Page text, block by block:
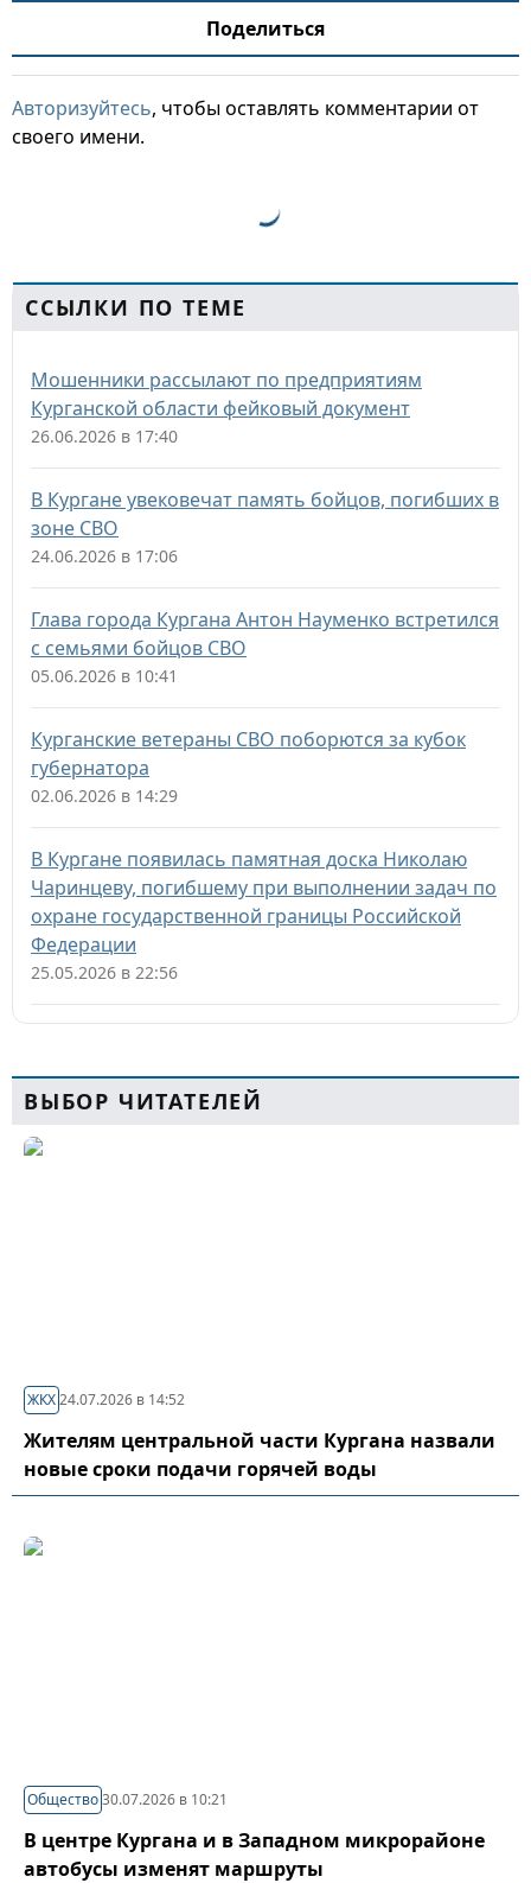
Поделиться
Авторизуйтесь, чтобы оставлять комментарии от
своего имени.
ССЫЛКИ ПО ТЕМЕ
Мошенники рассылают по предприятиям
Курганской области фейковый документ
26.06.2026 в 17:40
В Кургане увековечат память бойцов, погибших в
зоне СВО
24.06.2026 в 17:06
Глава города Кургана Антон Науменко встретился
с семьями бойцов СВО
05.06.2026 в 10:41
Курганские ветераны СВО поборются за кубок
губернатора
02.06.2026 в 14:29
В Кургане появилась памятная доска Николаю
Чаринцеву, погибшему при выполнении задач по
охране государственной границы Российской
Федерации
25.05.2026 в 22:56
ВЫБОР ЧИТАТЕЛЕЙ
ЖКХ24.07.2026 в 14:52
Жителям центральной части Кургана назвали
новые сроки подачи горячей воды
Общество30.07.2026 в 10:21
В центре Кургана и в Западном микрорайоне
автобусы изменят маршруты